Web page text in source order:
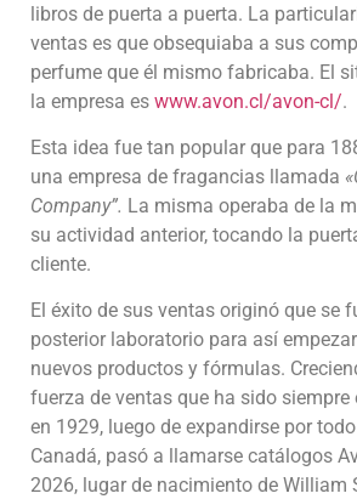
libros de puerta a puerta. La
ventas es que obsequiaba a sus
perfume que él mismo fabricaba. El
la empresa es www.avon.cl/avon-cl/.
Esta idea fue tan popular que para
una empresa de fragancias llamada
Company”. La misma operaba de la
su actividad anterior, tocando la
cliente.
El éxito de sus ventas originó que se
posterior laboratorio para así
nuevos productos y fórmulas.
fuerza de ventas que ha sido siempre
en 1929, luego de expandirse por todo
Canadá, pasó a llamarse catálogos
2026, lugar de nacimiento de William